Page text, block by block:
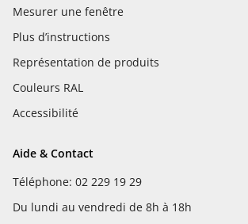
Mesurer une fenêtre
Plus d’instructions
Représentation de produits
Couleurs RAL
Accessibilité
Aide & Contact
Téléphone: 02 229 19 29
Du lundi au vendredi de 8h à 18h